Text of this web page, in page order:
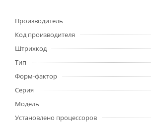
Производитель
Код производителя
Штрихкод
Тип
Форм-фактор
Серия
Модель
Установлено процессоров